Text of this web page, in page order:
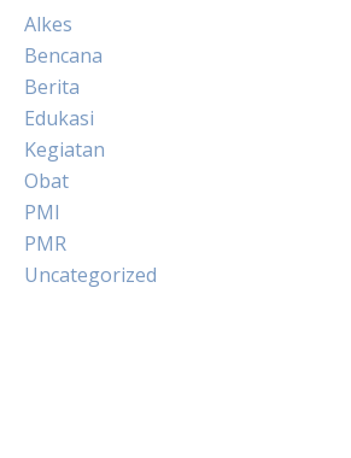
Alkes
Bencana
Berita
Edukasi
Kegiatan
Obat
PMI
PMR
Uncategorized